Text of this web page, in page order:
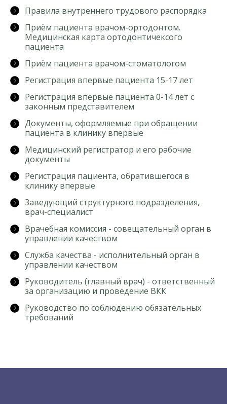
Правила внутреннего трудового распорядка
Приём пациента врачом-ортодонтом.
Медицинская карта ортодонтичексого
пациента
Приём пациента врачом-стоматологом
Регистрация впервые пациента 15-17 лет
Регистрация впервые пациента 0-14 лет с
законным представителем
Документы, оформляемые при обращении
пациента в клинику впервые
Медицинский регистратор и его рабочие
документы
Регистрация пациента, обратившегося в
клинику впервые
Заведующий структурного подразделения,
врач-специалист
Врачебная комиссия - совещательный орган в
управлении качеством
Служба качества - исполнительный орган в
управлении качеством
Руководитель (главный врач) - ответственный
за организацию и проведение ВКК
Руководство по соблюдению обязательных
требований